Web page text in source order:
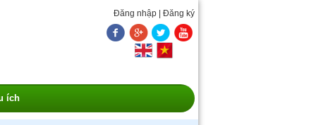
Đăng nhập Đăng ký
ích